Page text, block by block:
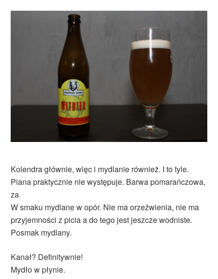
Kolendra głównie, więc i mydlanie również. I to tyle.
Piana praktycznie nie występuje. Barwa pomarańczowa,
za
W smaku mydlane w opór. Nie ma orzeźwienia, nie ma
przyjemności z picia a do tego jest jeszcze wodniste.
Posmak mydlany.
Kanał? Definitywnie!
Mydło w płynie.